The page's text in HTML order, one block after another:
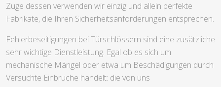
Zuge dessen verwenden wir einzig und allein perfekte
Fabrikate, die Ihren Sicherheitsanforderungen entsprechen.
Fehlerbeseitigungen bei Türschlössern sind eine zusätzliche
sehr wichtige Dienstleistung. Egal ob es sich um
mechanische Mängel oder etwa um Beschädigungen durch
Versuchte Einbrüche handelt: die von uns